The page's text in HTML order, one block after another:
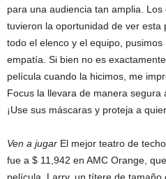
para una audiencia tan amplia.
tuvieron la oportunidad de ver esta
todo el elenco y el equipo,
empatía. Si bien no es
película cuando la hicimos, me
Focus la llevara de manera segura
¡Use sus máscaras y proteja a
Ven a jugar El mejor teatro de
fue a $ 11,942 en AMC Orange,